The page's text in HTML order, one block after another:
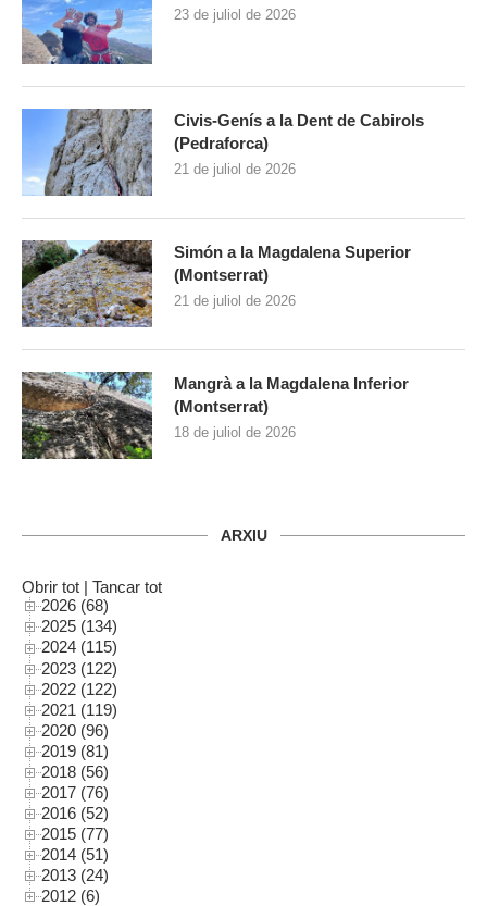
23 de juliol de 2026
Civis-Genís a la Dent de Cabirols
(Pedraforca)
21 de juliol de 2026
Simón a la Magdalena Superior
(Montserrat)
21 de juliol de 2026
Mangrà a la Magdalena Inferior
(Montserrat)
18 de juliol de 2026
ARXIU
Obrir tot | Tancar tot
2026 (68)
2025 (134)
2024 (115)
2023 (122)
2022 (122)
2021 (119)
2020 (96)
2019 (81)
2018 (56)
2017 (76)
2016 (52)
2015 (77)
2014 (51)
2013 (24)
2012 (6)